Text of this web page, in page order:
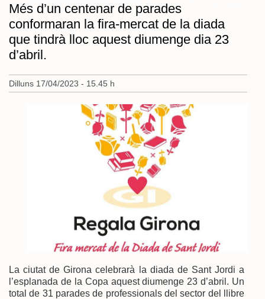
Més d’un centenar de parades
conformaran la fira-mercat de la diada
que tindrà lloc aquest diumenge dia 23
d’abril.
Dilluns 17/04/2023 - 15.45 h
La ciutat de Girona celebrarà la diada de Sant Jordi a
l’esplanada de la Copa aquest diumenge 23 d’abril. Un
total de 31 parades de professionals del sector del llibre